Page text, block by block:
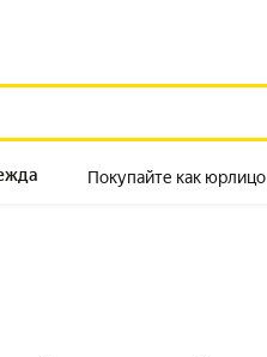
Покупайте как юрлицо